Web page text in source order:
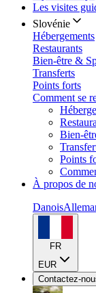
Les visites
Slovénie
Hébergements
Restaurants
Bien-être &
Transferts
Points forts
Comment se
Bien-
Points
À propos de
Danois
FR
EUR
Contactez-